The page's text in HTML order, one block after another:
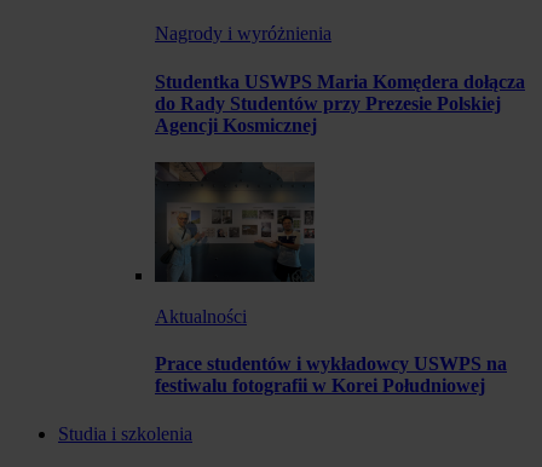
Nagrody i wyróżnienia
Studentka USWPS Maria Komędera dołącza
do Rady Studentów przy Prezesie Polskiej
Agencji Kosmicznej
Aktualności
Prace studentów i wykładowcy USWPS na
festiwalu fotografii w Korei Południowej
Studia i szkolenia